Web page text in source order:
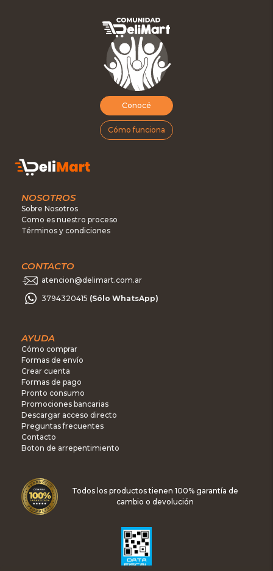
Conocé
Cómo funciona
NOSOTROS
Sobre Nosotros
Como es nuestro proceso
Términos y condiciones
CONTACTO
atencion@delimart.com.ar
3794320415 (Sólo WhatsApp)
AYUDA
Cómo comprar
Formas de envío
Crear cuenta
Formas de pago
Pronto consumo
Promociones bancarias
Descargar acceso directo
Preguntas frecuentes
Contacto
Boton de arrepentimiento
Todos los productos tienen 100% garantía de
cambio o devolución